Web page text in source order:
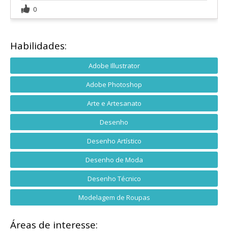
0
Habilidades:
Adobe Illustrator
Adobe Photoshop
Arte e Artesanato
Desenho
Desenho Artístico
Desenho de Moda
Desenho Técnico
Modelagem de Roupas
Áreas de interesse: